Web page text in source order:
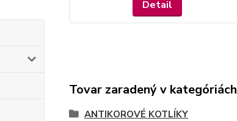
Detail
Tovar zaradený v kategóriách
ANTIKOROVÉ KOTLÍKY